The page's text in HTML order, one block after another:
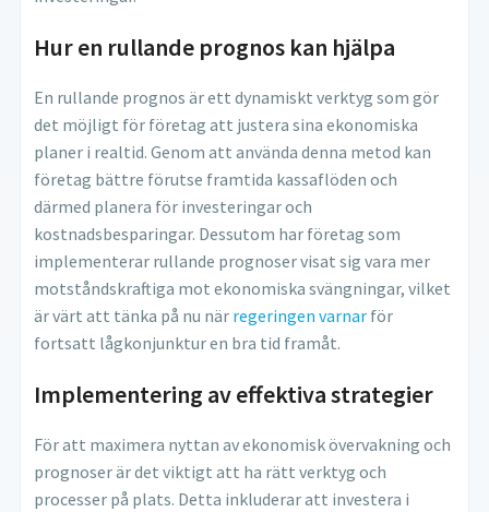
Hur en rullande prognos kan hjälpa
En rullande prognos är ett dynamiskt verktyg som gör
det möjligt för företag att justera sina ekonomiska
planer i realtid. Genom att använda denna metod kan
företag bättre förutse framtida kassaflöden och
därmed planera för investeringar och
kostnadsbesparingar. Dessutom har företag som
implementerar rullande prognoser visat sig vara mer
motståndskraftiga mot ekonomiska svängningar, vilket
är värt att tänka på nu när regeringen varnar för
fortsatt lågkonjunktur en bra tid framåt.
Implementering av effektiva strategier
För att maximera nyttan av ekonomisk övervakning och
prognoser är det viktigt att ha rätt verktyg och
processer på plats. Detta inkluderar att investera i